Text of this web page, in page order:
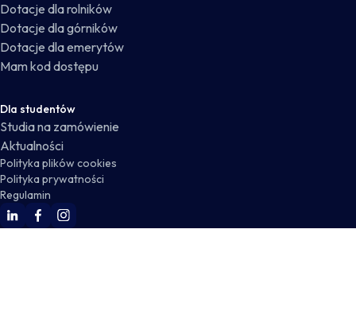
Dotacje dla rolników
Dotacje dla górników
Dotacje dla emerytów
Mam kod dostępu
Dla studentów
Studia na zamówienie
Aktualności
Polityka plików cookies
Polityka prywatności
Regulamin
WSKZ Linkedin
WSKZ Facebook
WSKZ Instagram